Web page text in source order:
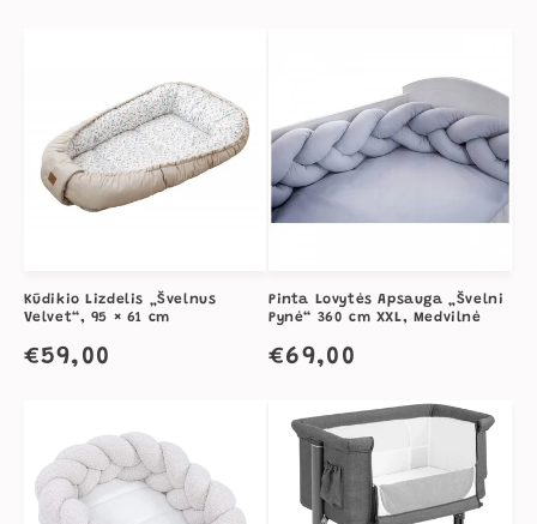
Kūdikio Lizdelis „Švelnus
Velvet“, 95 × 61 cm
Įprasta
€59,00
Pinta Lovytės Apsauga „Švelni
Pynė“ 360 cm XXL, Medvilnė
Įprasta
€69,00